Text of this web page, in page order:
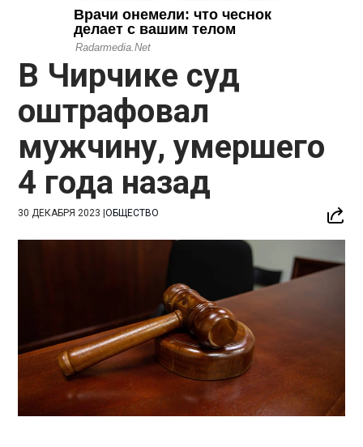
В Чирчике суд
оштрафовал
мужчину, умершего
4 года назад
30 ДЕКАБРЯ 2023 |ОБЩЕСТВО